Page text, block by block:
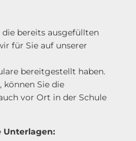
bereits ausgefüllten
für Sie auf unserer
bereitgestellt haben.
Sie die
vor Ort in der Schule
Unterlagen: